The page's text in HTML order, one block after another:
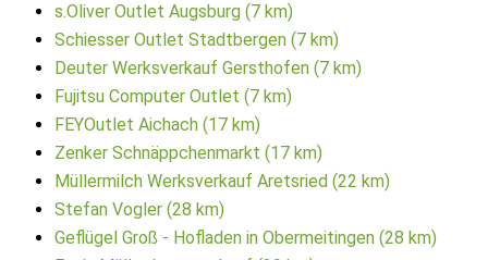
s.Oliver Outlet Augsburg (7 km)
Schiesser Outlet Stadtbergen (7 km)
Deuter Werksverkauf Gersthofen (7 km)
Fujitsu Computer Outlet (7 km)
FEYOutlet Aichach (17 km)
Zenker Schnäppchenmarkt (17 km)
Müllermilch Werksverkauf Aretsried (22 km)
Stefan Vogler (28 km)
Geflügel Groß - Hofladen in Obermeitingen (28 km)